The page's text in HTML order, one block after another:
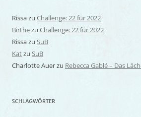
Rissazu Challenge: 22 für 2022
Birthezu Challenge: 22 für 2022
Rissazu SuB
Katzu SuB
Charlotte Auerzu Rebecca Gablé – Das
SCHLAGWÖRTER